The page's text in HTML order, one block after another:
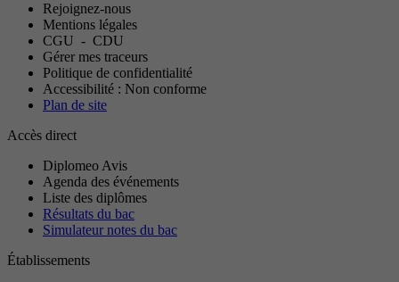
Rejoignez-nous
Mentions légales
CGU - CDU
Gérer mes traceurs
Politique de confidentialité
Accessibilité : Non conforme
Plan de site
Accès direct
Diplomeo Avis
Agenda des événements
Liste des diplômes
Résultats du bac
Simulateur notes du bac
Établissements